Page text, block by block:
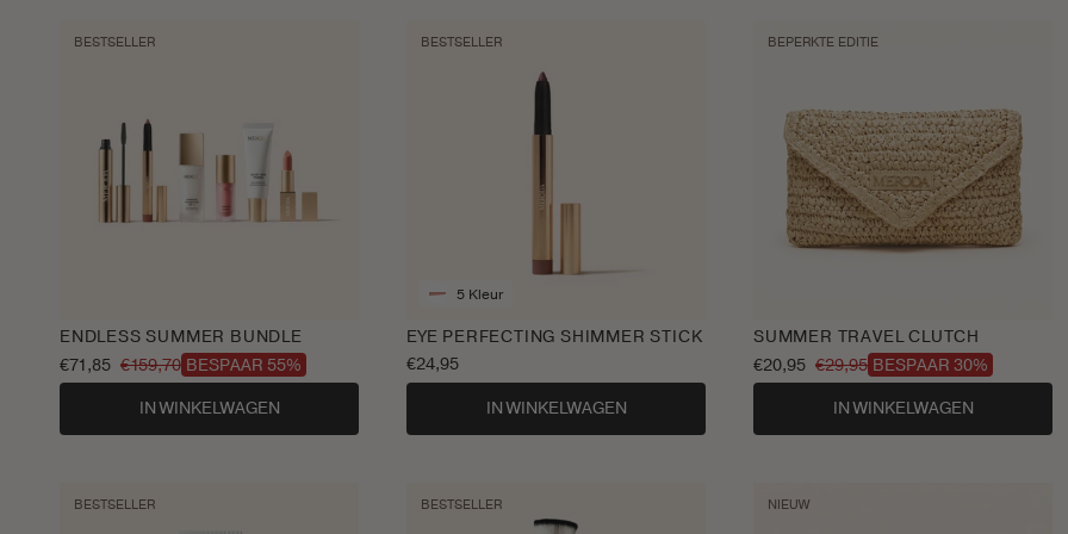
BESTSELLER
ENDLESS SUMMER BUNDLE
Aanbiedingsprijs
€71,85
Normale
prijs
€159,70 BESPAAR 55%
IN WINKELWAGEN
BESTSELLER
5 Kleur
EYE PERFECTING SHIMMER STICK
Normale
prijs
€24,95
IN WINKELWAGEN
BEPERKTE EDITIE
SUMMER TRAVEL CLUTCH
Aanbiedingsprijs
€20,95
Normale
prijs
€29,95 BESPAAR 30%
IN WINKELWAGEN
BESTSELLER BESTSELLER NIEUW